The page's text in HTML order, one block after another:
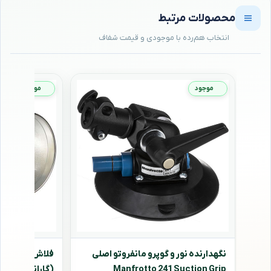
محصولات مرتبط
موجود
نگهدارنده نور و گوپرو مانفروتو اصلی
موجود